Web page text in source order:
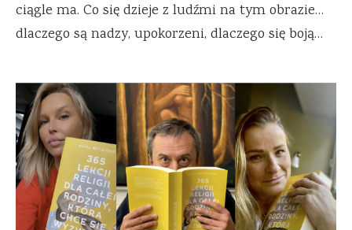
ciągle ma. Co się dzieje z ludźmi na tym obrazie…
dlaczego są nadzy, upokorzeni, dlaczego się boją…